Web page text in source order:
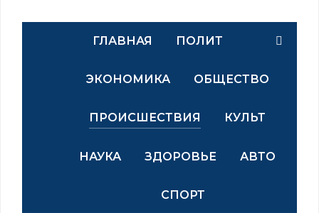
ГЛАВНАЯ ПОЛИТ
ЭКОНОМИКА ОБЩЕСТВО
ПРОИСШЕСТВИЯ КУЛЬТ
НАУКА ЗДОРОВЬЕ АВТО
СПОРТ